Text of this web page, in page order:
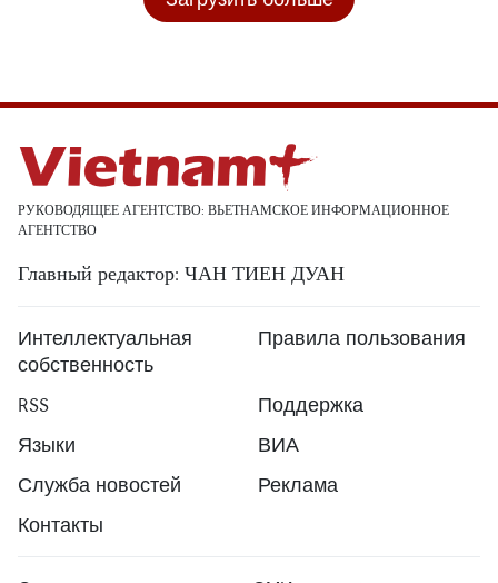
РУКОВОДЯЩЕЕ АГЕНТСТВО: ВЬЕТНАМСКОЕ ИНФОРМАЦИОННОЕ
АГЕНТСТВО
Главный редактор: ЧАН ТИЕН ДУАН
Интеллектуальная
собственность
Правила пользования
RSS
Поддержка
Языки
ВИА
Служба новостей
Реклама
Контакты